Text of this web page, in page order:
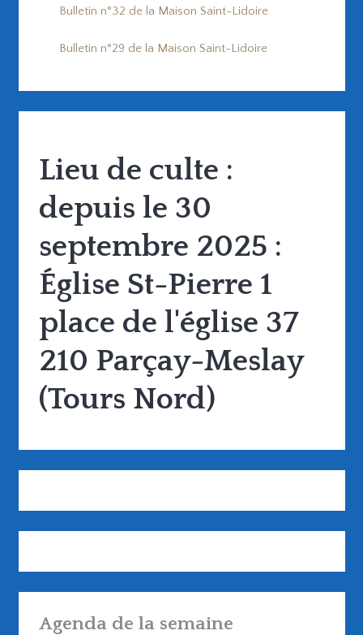
Bulletin n°32 de la Maison Saint-Lidoire
Bulletin n°29 de la Maison Saint-Lidoire
Lieu de culte :
depuis le 30
septembre 2025 :
Église St-Pierre 1
place de l'église 37
210 Parçay-Meslay
(Tours Nord)
Agenda de la semaine